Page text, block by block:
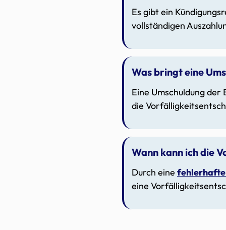
Es gibt ein
vollständigen
Was bringt eine
Eine Umschuldung
die
Wann kann ich die
Durch eine
eine